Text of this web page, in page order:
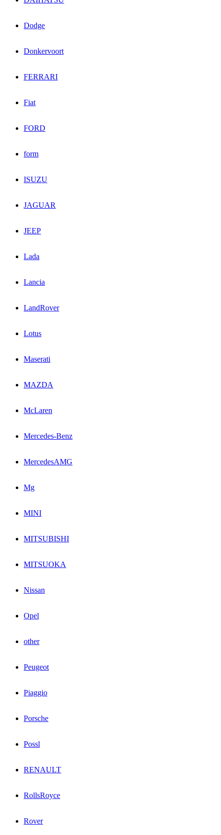
Dodge
Donkervoort
FERRARI
Fiat
FORD
form
ISUZU
JAGUAR
JEEP
Lada
Lancia
LandRover
Lotus
Maserati
MAZDA
McLaren
Mercedes-Benz
MercedesAMG
Mg
MINI
MITSUBISHI
MITSUOKA
Nissan
Opel
other
Peugeot
Piaggio
Porsche
Possl
RENAULT
RollsRoyce
Rover